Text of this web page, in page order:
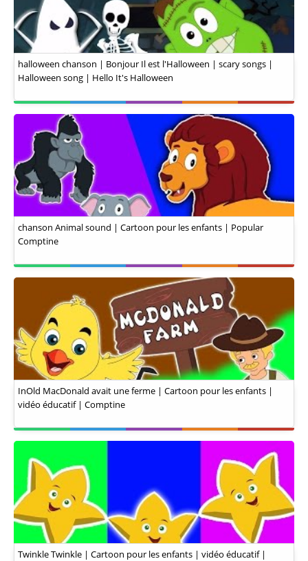
halloween chanson | Bonjour Il est l'Halloween | scary songs |
Halloween song | Hello It's Halloween
chanson Animal sound | Cartoon pour les enfants | Popular
Comptine
InOld MacDonald avait une ferme | Cartoon pour les enfants |
vidéo éducatif | Comptine
Twinkle Twinkle | Cartoon pour les enfants | vidéo éducatif |